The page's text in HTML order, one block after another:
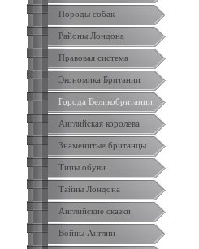
Породы собак
Районы Лондона
Правовая система
Экономика Британии
Города Великобритании
Английская королева
Знаменитые британцы
Типы обуви
Тайны Лондона
Английские сказки
Войны Англии